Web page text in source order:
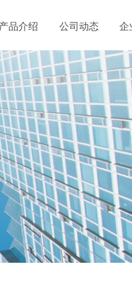
产品介绍 公司动态 企